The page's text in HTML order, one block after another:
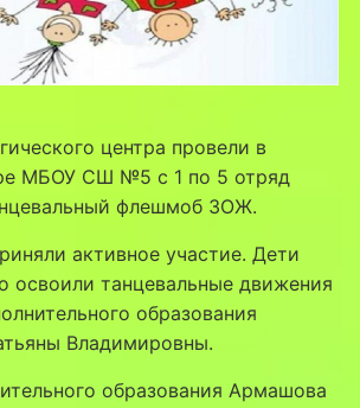
центра провели в
МБОУ СШ №5 с 1 по 5 отряд
флешмоб ЗОЖ.
активное участие. Дети
освоили танцевальные движения
образования
Владимировны.
образования Армашова